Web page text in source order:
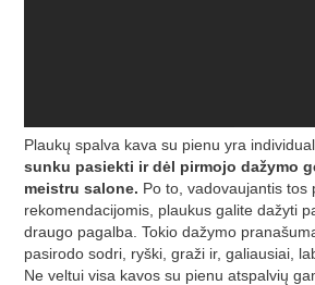
Plaukų spalva kava su pienu yra
sunku pasiekti ir dėl pirmojo dažymo
meistru salone. Po to, vadovaujantis tos
rekomendacijomis, plaukus galite dažyti
draugo pagalba. Tokio dažymo
pasirodo sodri, ryški, graži ir, galiausiai,
Ne veltui visa kavos su pienu atspalvių